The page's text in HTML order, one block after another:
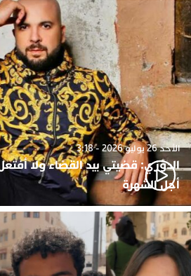
الأحد 26 يوليو 2026 - 3:18
الدوزي: قضيتي بيد القضاء ولا
أجل الشهرة